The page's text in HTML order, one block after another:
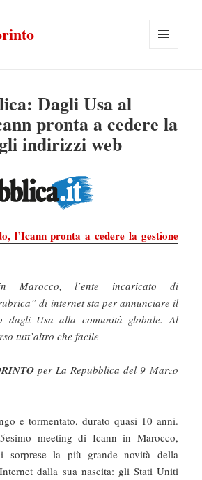
Dagli Usa al
pronta a cedere la
indirizzi web
l’Icann pronta a cedere la gestione
Marocco, l’ente incaricato di
di internet sta per annunciare il
dagli Usa alla comunità globale. Al
tutt’altro che facile
per La Repubblica del 9 Marzo
e tormentato, durato quasi 10 anni.
meeting di Icann in Marocco,
sorprese la più grande novità della
dalla sua nascita: gli Stati Uniti